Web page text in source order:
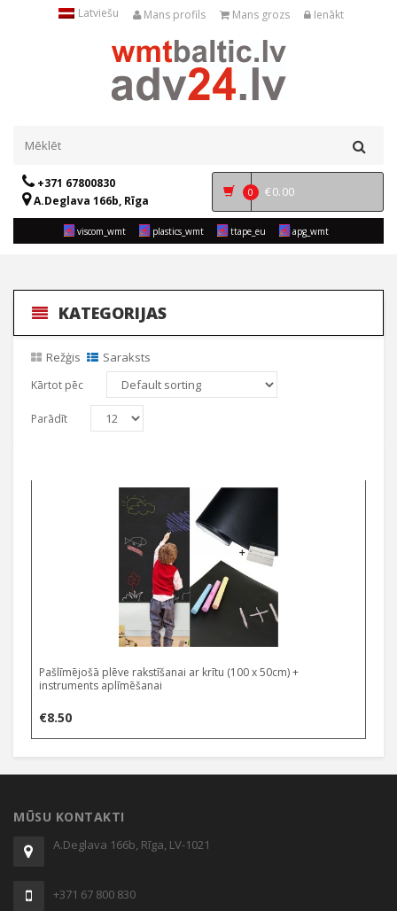
Latviešu Mans profils Mans grozs Ienākt
+371 67800830
A.Deglava 166b, Rīga
0 €0.00
viscom_wmt plastics_wmt ttape_eu apg_wmt
KATEGORIJAS
Režģis Saraksts
Kārtot pēc
Parādīt
Pašlīmējošā plēve rakstīšanai ar krītu (100 x 50cm) +
instruments aplīmēšanai
€8.50
MŪSU KONTAKTI
A.Deglava 166b, Rīga, LV-1021
+371 67 800 830